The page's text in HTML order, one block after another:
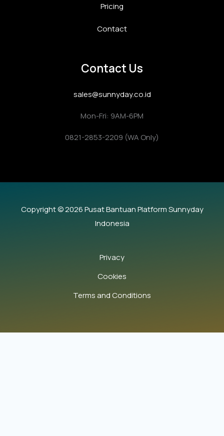
Pricing
Contact
Contact Us
sales@sunnyday.co.id
Mon-Fri: 9AM-6PM
0821-2853-2209 (WA Only)
Copyright © 2026 Pusat Bantuan Platform Sunnyday
Indonesia
Privacy
Cookies
Terms and Conditions